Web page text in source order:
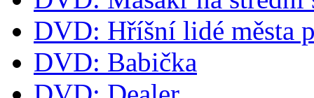
DVD: Hříšní lidé města
DVD: Babička